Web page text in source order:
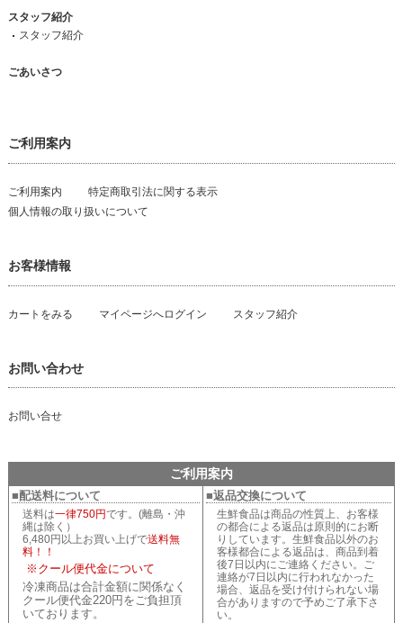
スタッフ紹介
スタッフ紹介
ごあいさつ
ご利用案内
ご利用案内
特定商取引法に関する表示
個人情報の取り扱いについて
お客様情報
カートをみる マイページへログイン スタッフ紹介
お問い合わせ
お問い合せ
ご利用案内
■配送料について
送料は一律750円です。(離島・沖
縄は除く）
6,480円以上お買い上げで送料無
料！！
※クール便代金について
冷凍商品は合計金額に関係なく
クール便代金220円をご負担頂
いております。
■返品交換について
生鮮食品は商品の性質上、お客様
の都合による返品は原則的にお断
りしています。生鮮食品以外のお
客様都合による返品は、商品到着
後7日以内にご連絡ください。ご
連絡が7日以内に行われなかった
場合、返品を受け付けられない場
合がありますので予めご了承下さ
い。